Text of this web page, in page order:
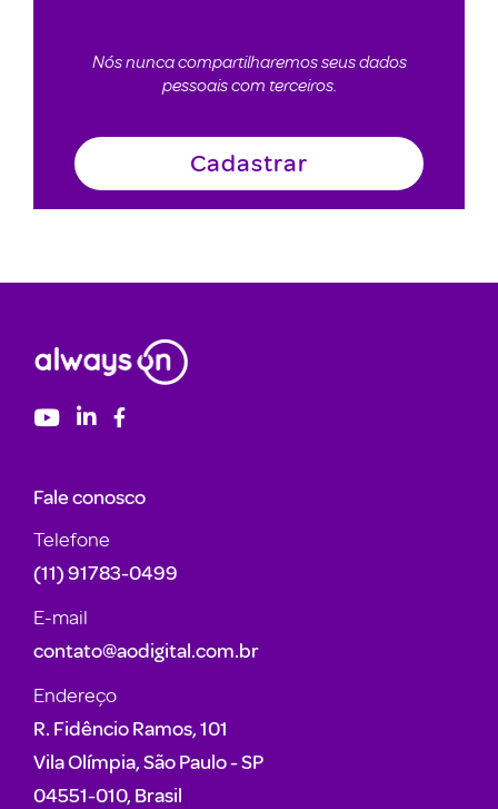
Nós nunca compartilharemos seus dados
pessoais com terceiros.
Fale conosco
Telefone
(11) 91783-0499
E-mail
contato@aodigital.com.br
Endereço
R. Fidêncio Ramos, 101
Vila Olímpia, São Paulo - SP
04551-010, Brasil